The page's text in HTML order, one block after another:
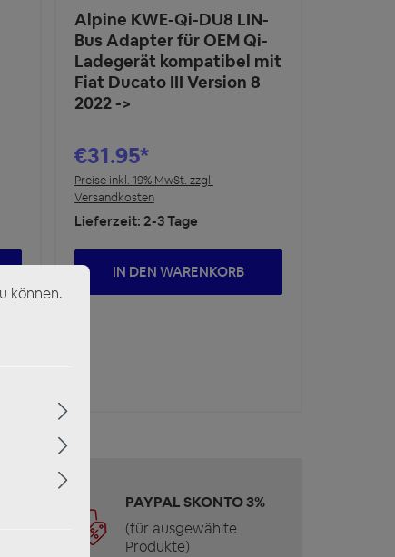
Alpine KWE-Qi-DU8 LIN-
Bus Adapter für OEM Qi-
Ladegerät kompatibel mit
Fiat Ducato III Version 8
2022 ->
€31.95*
Preise inkl. 19% MwSt. zzgl.
Versandkosten
Lieferzeit: 2-3 Tage
IN DEN WARENKORB
PAYPAL SKONTO 3%
(für ausgewählte
Produkte)
können.